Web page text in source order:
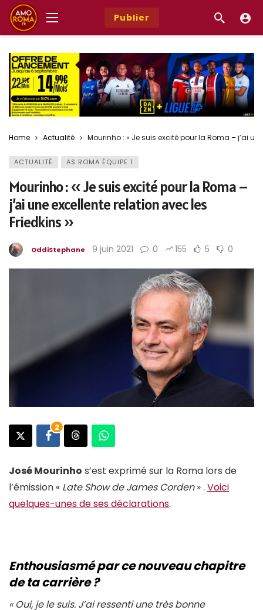
Publier
Home Actualité Mourinho : « Je suis excité pour la Roma – j’ai
ACTUALITÉ AS ROMA ÉQUIPE 1
Mourinho : « Je suis excité pour la Roma –
j’ai une excellente relation avec les
Friedkins »
OddiStephane 9 juin 2021 0 155 5 0
2
José Mourinho s’est exprimé sur la Roma lors de
l’émission « Late Show de James Corden» . Voici
quelques-unes de ses déclarations.
Enthousiasmé par ce nouveau chapitre
de ta carrière ?
« Oui, je le suis. J’ai ressenti une très bonne